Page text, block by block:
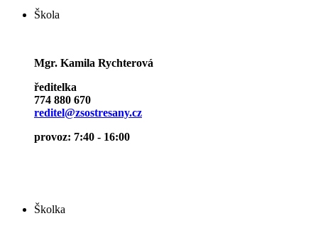
Škola
Mgr. Kamila Rychterová
ředitelka
774 880 670
reditel@zsostresany.cz
provoz: 7:40 - 16:00
Školka